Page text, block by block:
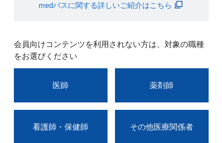
medパスに関する詳しいご紹介はこちら
会員向けコンテンツを利用されない方は、対象の職種
をお選びください
医師 薬剤師
看護師・保健師 その他医療関係者